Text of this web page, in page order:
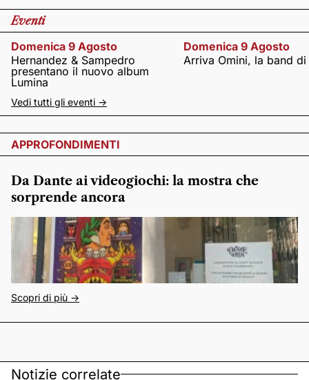
Eventi
Domenica 9 Agosto
Hernandez & Sampedro
presentano il nuovo album
Lumina
Domenica 9 Agosto
Arriva Omini, la band
Vedi tutti gli eventi ->
APPROFONDIMENTI
Da Dante ai videogiochi: la mostra che
sorprende ancora
Scopri di più ->
Notizie correlate